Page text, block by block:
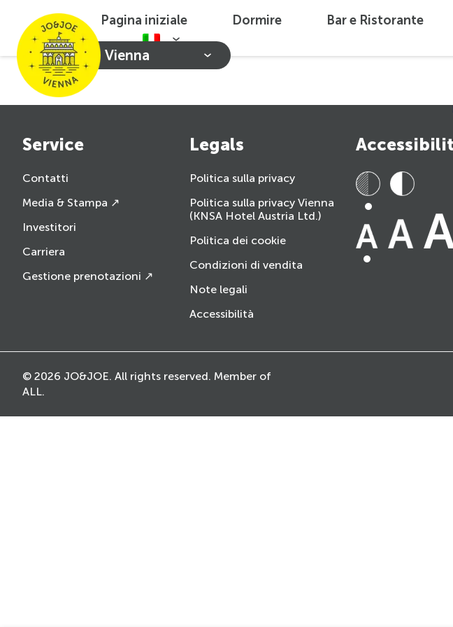
Vienna
Pagina iniziale Dormire Bar e Ristorante
Service
Contatti
Media & Stampa ↗
Investitori
Carriera
Gestione prenotazioni ↗
Legals
Politica sulla privacy
Politica sulla privacy Vienna
(KNSA Hotel Austria Ltd.)
Politica dei cookie
Condizioni di vendita
Note legali
Accessibilità
© 2026 JO&JOE. All rights reserved. Member of
ALL.